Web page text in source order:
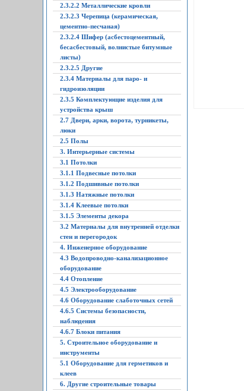
2.3.2.2 Металлические кровли
2.3.2.3 Черепица (керамическая,
цементно-песчаная)
2.3.2.4 Шифер (асбестоцементный,
бесасбестовый, волнистые битумные
листы)
2.3.2.5 Другие
2.3.4 Материалы для паро- и
гидроизоляции
2.3.5 Комплектующие изделия для
устройства крыш
2.7 Двери, арки, ворота, турникеты,
люки
2.5 Полы
3. Интерьерные системы
3.1 Потолки
3.1.1 Подвесные потолки
3.1.2 Подшивные потолки
3.1.3 Натяжные потолки
3.1.4 Клеевые потолки
3.1.5 Элементы декора
3.2 Материалы для внутренней отделки
стен и перегородок
4. Инженерное оборудование
4.3 Водопроводно-канализационное
оборудование
4.4 Отопление
4.5 Электрооборудование
4.6 Оборудование слаботочных сетей
4.6.5 Системы безопасности,
наблюдения
4.6.7 Блоки питания
5. Строительное оборудование и
инструменты
5.1 Оборудование для герметиков и
клеев
6. Другие строительные товары